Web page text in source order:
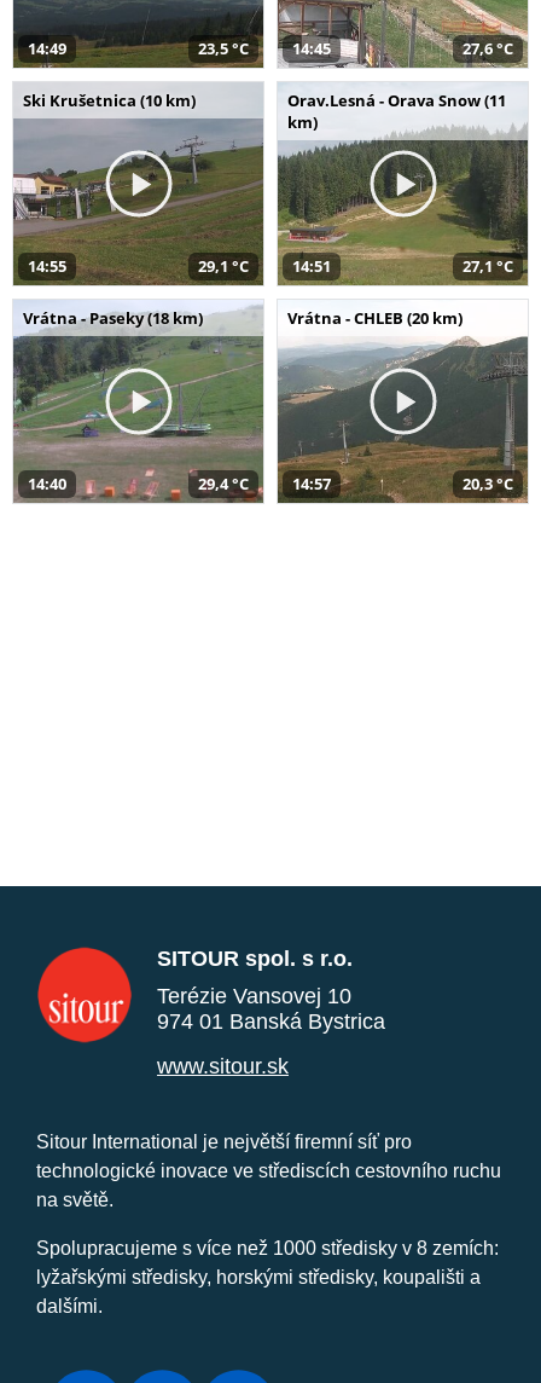
14:49 23,5 °C 14:45 27,6 °C
Ski Krušetnica (10 km)
14:55 29,1 °C
Orav.Lesná - Orava Snow (11
km)
14:51 27,1 °C
Vrátna - Paseky (18 km)
14:40 29,4 °C
Vrátna - CHLEB (20 km)
14:57 20,3 °C
SITOUR spol. s r.o.
Terézie Vansovej 10
974 01 Banská Bystrica
www.sitour.sk
Sitour International je největší firemní síť pro
technologické inovace ve střediscích cestovního ruchu
na světě.
Spolupracujeme s více než 1000 středisky v 8 zemích:
lyžařskými středisky, horskými středisky, koupališti a
dalšími.